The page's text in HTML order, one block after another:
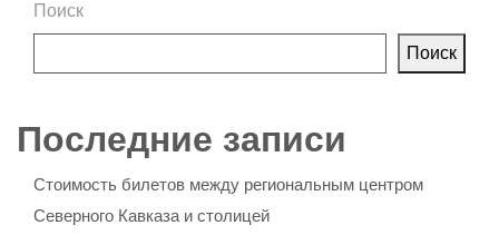
Поиск
Поиск
Последние записи
Стоимость билетов между региональным центром
Северного Кавказа и столицей